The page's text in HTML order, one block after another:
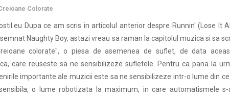
Colorate
Dupa ce am scris in articolul anterior despre Runnin' (Lose It
Naughty Boy, astazi vreau sa raman la capitolul muzica si sa
colorate", o piesa de asemenea de suflet, de data
care reuseste sa ne sensibilizeze sufletele. Pentru ca pana la
importante ale muzicii este sa ne sensibilizeze intr-o lume din ce
o lume robotizata la maximum, in care automatismele s-